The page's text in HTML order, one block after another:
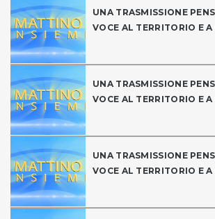
UNA TRASMISSIONE
VOCE AL TERRITORIO E A
UNA TRASMISSIONE
VOCE AL TERRITORIO E A
UNA TRASMISSIONE
VOCE AL TERRITORIO E A